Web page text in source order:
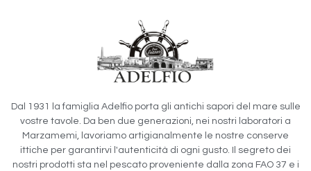
Dal 1931 la famiglia Adelfio porta gli antichi sapori del mare sulle
vostre tavole. Da ben due generazioni, nei nostri laboratori a
Marzamemi, lavoriamo artigianalmente le nostre conserve
ittiche per garantirvi l'autenticità di ogni gusto. Il segreto dei
nostri prodotti sta nel pescato proveniente dalla zona FAO 37 e i